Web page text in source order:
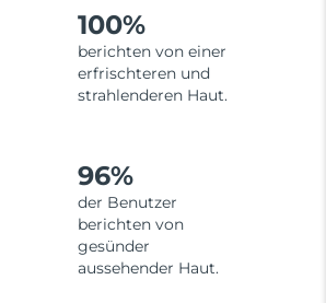
100%
berichten von einer
erfrischteren und
strahlenderen Haut.
96%
der Benutzer
berichten von
gesünder
aussehender Haut.